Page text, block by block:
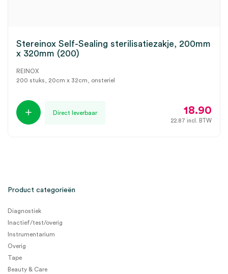
Stereinox Self-Sealing sterilisatiezakje, 200mm
x 320mm (200)
REINOX
200 stuks, 20cm x 32cm, onsteriel
Direct leverbaar 18.90
22.87 incl. BTW
Product categorieën
Diagnostiek
Inactief/test/overig
Instrumentarium
Overig
Tape
Beauty & Care